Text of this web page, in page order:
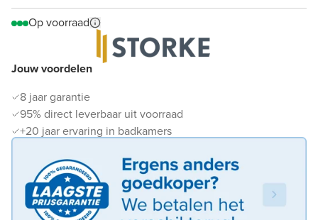
Jouw voordelen
8 jaar garantie
95% direct leverbaar uit voorraad
+20 jaar ervaring in badkamers
Op voorraad